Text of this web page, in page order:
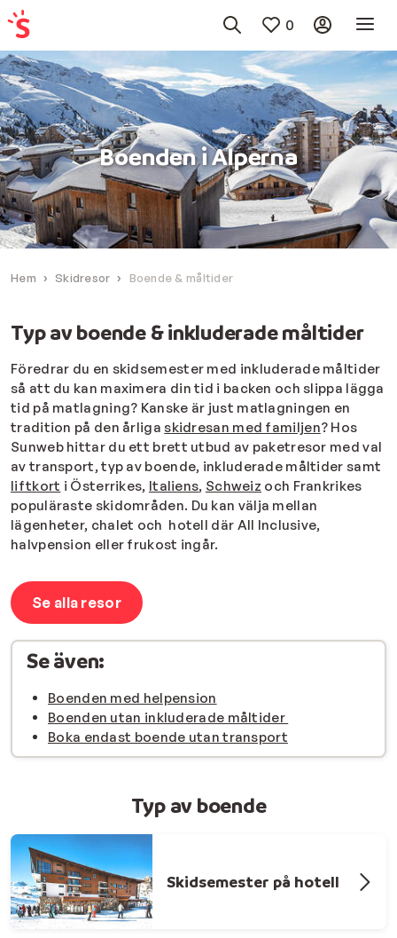
0
Boenden i Alperna
Hem Skidresor Boende & måltider
Typ av boende & inkluderade måltider
Föredrar du en skidsemester med inkluderade måltider
så att du kan maximera din tid i backen och slippa lägga
tid på matlagning? Kanske är just matlagningen en
tradition på den årligaskidresan med familjen? Hos
Sunweb hittar du ett brett utbud av paketresor med val
av transport, typ av boende, inkluderade måltider samt
liftkort i Österrikes, Italiens, Schweiz och Frankrikes
populäraste skidområden. Du kan välja mellan
lägenheter, chalet och hotell där All Inclusive,
halvpension eller frukost ingår.
Se alla resor
Se även:
Boenden med helpension
Boenden utan inkluderade måltider
Boka endast boende utan transport
Typ av boende
Skidsemester på hotell